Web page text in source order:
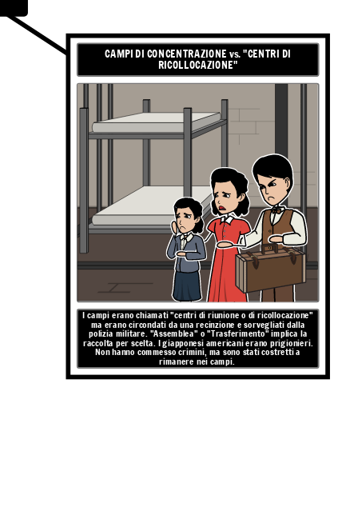
CAMPI DI CONCENTRAZIONE vs. "CENTRI DI
RICOLLOCAZIONE"
I campi erano chiamati "centri di riunione o di ricollocazione"
ma erano circondati da una recinzione e sorvegliati dalla
polizia militare. "Assemblea" o "Trasferimento" implica la
raccolta per scelta. I giapponesi americani erano prigionieri.
Non hanno commesso crimini, ma sono stati costretti a
rimanere nei campi.